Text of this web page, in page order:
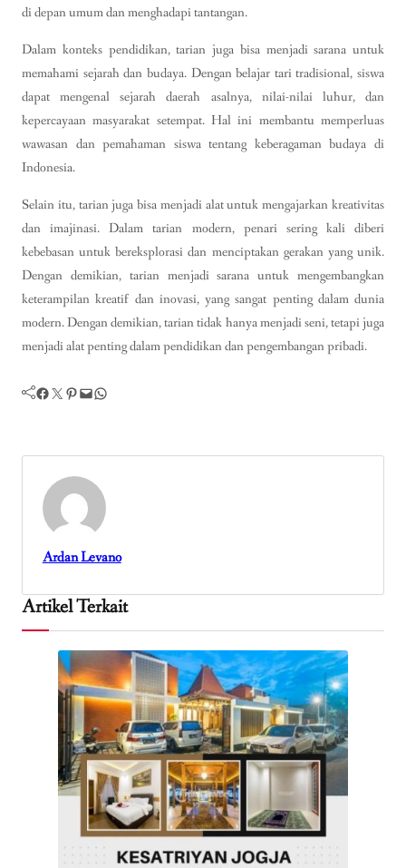
di depan umum dan menghadapi tantangan.
Dalam konteks pendidikan, tarian juga bisa menjadi sarana untuk
memahami sejarah dan budaya. Dengan belajar tari tradisional, siswa
dapat mengenal sejarah daerah asalnya, nilai-nilai luhur, dan
kepercayaan masyarakat setempat. Hal ini membantu memperluas
wawasan dan pemahaman siswa tentang keberagaman budaya di
Indonesia.
Selain itu, tarian juga bisa menjadi alat untuk mengajarkan kreativitas
dan imajinasi. Dalam tarian modern, penari sering kali diberi
kebebasan untuk bereksplorasi dan menciptakan gerakan yang unik.
Dengan demikian, tarian menjadi sarana untuk mengembangkan
keterampilan kreatif dan inovasi, yang sangat penting dalam dunia
modern. Dengan demikian, tarian tidak hanya menjadi seni, tetapi juga
menjadi alat penting dalam pendidikan dan pengembangan pribadi.
Facebook Twitter Pinterest Mail WhatsApp
Ardan Levano
Artikel Terkait